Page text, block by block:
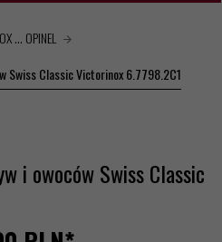
... OPINEL
Swiss Classic Victorinox 6.7798.2C1
i owoców Swiss Classic